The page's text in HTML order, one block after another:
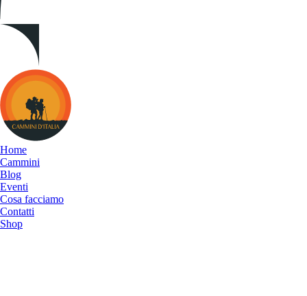
Cammini
d&#039;Italia
Home
Cammini
Blog
Eventi
Cosa facciamo
Contatti
Shop